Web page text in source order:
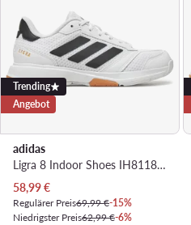
Trending
Angebot
adidas
Ligra 8 Indoor Shoes IH8118 · Hallenschuhe
Aktueller Preis
58,99€
Regulärer Preis69,99 €-15%
Niedrigster Preis62,99 €-6%